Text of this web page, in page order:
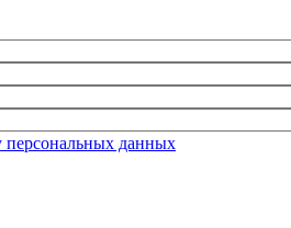
персональных данных